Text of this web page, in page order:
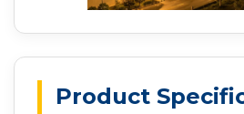
Product